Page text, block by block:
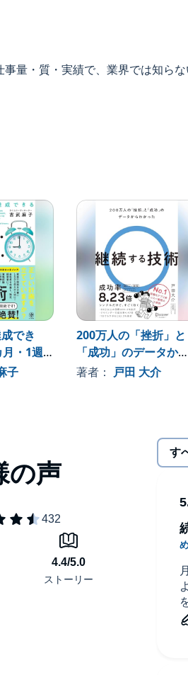
量・質・実績で、業界では知ら
慣化」を豊富なエピソードと共に
て泣ける画期的な１冊。
でき
・1週
術
子
200万人の「挫折」と
「成功」のデータから
わかった 継続する技術
著者： 戸田 大介
す